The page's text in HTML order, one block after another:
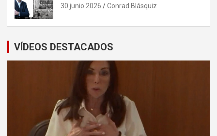
30 junio 2026 Conrad Blásquiz
VÍDEOS DESTACADOS